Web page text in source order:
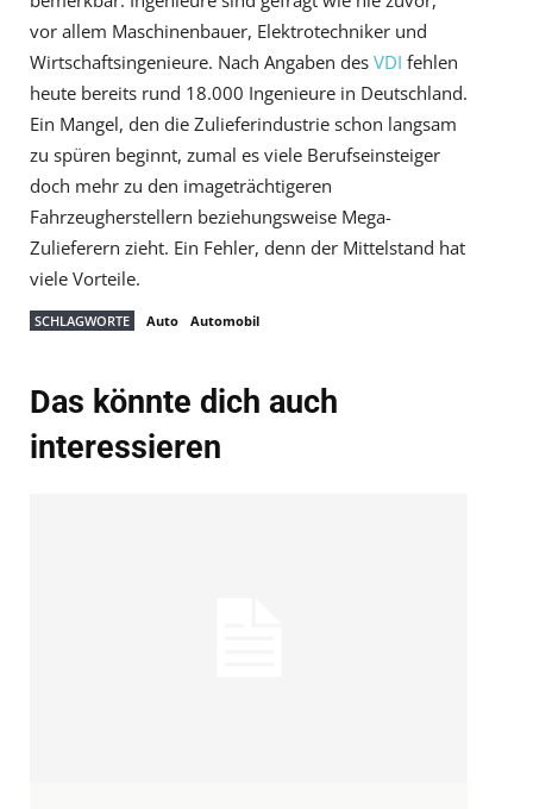
vor allem Maschinenbauer, Elektrotechniker und
Wirtschaftsingenieure. Nach Angaben des VDI fehlen
heute bereits rund 18.000 Ingenieure in Deutschland.
Ein Mangel, den die Zulieferindustrie schon langsam
zu spüren beginnt, zumal es viele Berufseinsteiger
doch mehr zu den imageträchtigeren
Fahrzeugherstellern beziehungsweise Mega-
Zulieferern zieht. Ein Fehler, denn der Mittelstand hat
viele Vorteile.
SCHLAGWORTE Auto Automobil
Das könnte dich auch
interessieren